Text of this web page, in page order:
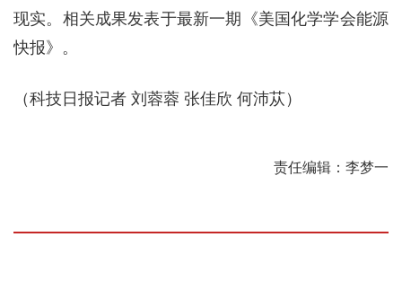
现实。相关成果发表于最新一期《美国化学学会能源
快报》。
（科技日报记者 刘蓉蓉 张佳欣 何沛苁）
责任编辑：李梦一